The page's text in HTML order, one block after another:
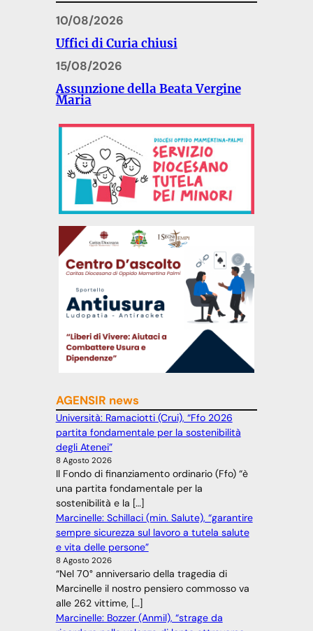
10/08/2026
Uffici di Curia chiusi
15/08/2026
Assunzione della Beata Vergine
Maria
AGENSIR news
Università: Ramaciotti (Crui), “Ffo 2026
partita fondamentale per la sostenibilità
degli Atenei”
8 Agosto 2026
Il Fondo di finanziamento ordinario (Ffo) “è
una partita fondamentale per la
sostenibilità e la […]
Marcinelle: Schillaci (min. Salute), “garantire
sempre sicurezza sul lavoro a tutela salute
e vita delle persone”
8 Agosto 2026
“Nel 70° anniversario della tragedia di
Marcinelle il nostro pensiero commosso va
alle 262 vittime, […]
Marcinelle: Bozzer (Anmil), “strage da